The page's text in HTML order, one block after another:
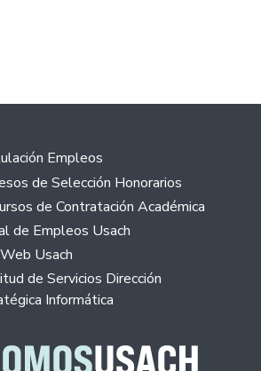
Empleos
de Selección Honorarios
de Contratación Académica
de Empleos Usach
Usach
de Servicios Dirección
Informática